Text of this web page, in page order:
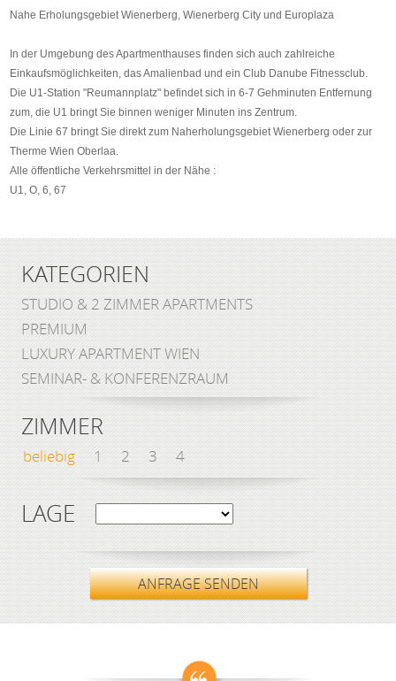
Nahe Erholungsgebiet Wienerberg, Wienerberg City und Europlaza
In der Umgebung des Apartmenthauses finden sich auch zahlreiche
Einkaufsmöglichkeiten, das Amalienbad und ein Club Danube Fitnessclub.
Die U1-Station "Reumannplatz" befindet sich in 6-7 Gehminuten Entfernung
zum, die U1 bringt Sie binnen weniger Minuten ins Zentrum.
Die Linie 67 bringt Sie direkt zum Naherholungsgebiet Wienerberg oder zur
Therme Wien Oberlaa.
Alle öffentliche Verkehrsmittel in der Nähe :
U1, O, 6, 67
KATEGORIEN
STUDIO & 2 ZIMMER APARTMENTS
PREMIUM
LUXURY APARTMENT WIEN
SEMINAR- & KONFERENZRAUM
ZIMMER
beliebig 1 2 3 4
LAGE
ANFRAGE SENDEN